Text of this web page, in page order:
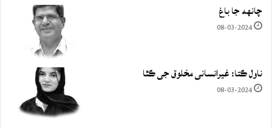
چانهه جا باغ
08-03-2024
ناول ڪتا: غيرانساني مخلوق جي ڪٿا
08-03-2024